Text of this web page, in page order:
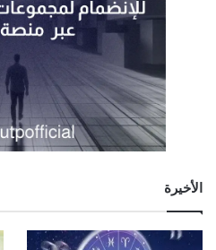
الأخيرة